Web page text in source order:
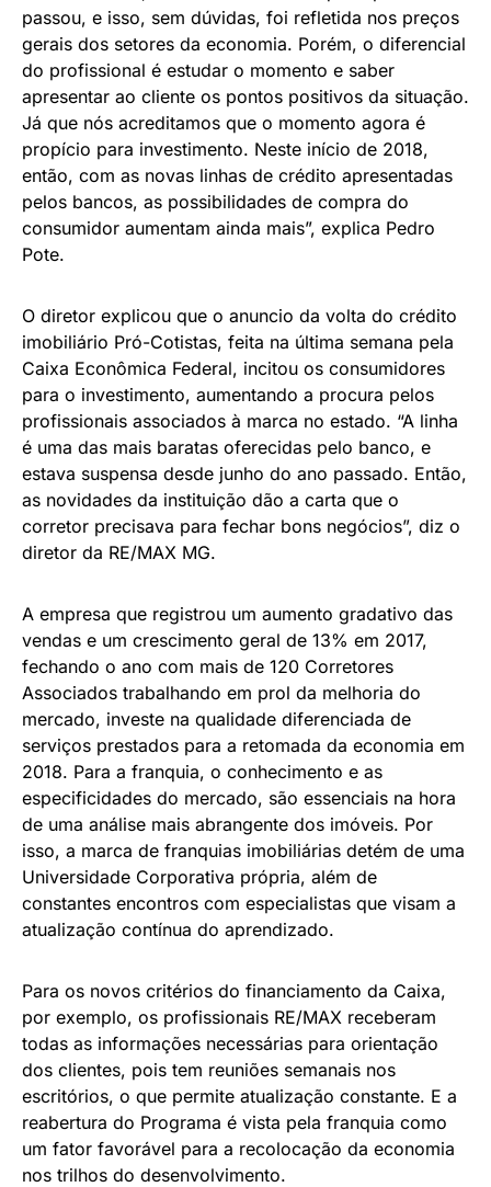
passou, e isso, sem dúvidas, foi refletida nos preços
gerais dos setores da economia. Porém, o diferencial
do profissional é estudar o momento e saber
apresentar ao cliente os pontos positivos da situação.
Já que nós acreditamos que o momento agora é
propício para investimento. Neste início de 2018,
então, com as novas linhas de crédito apresentadas
pelos bancos, as possibilidades de compra do
consumidor aumentam ainda mais”, explica Pedro
Pote.
O diretor explicou que o anuncio da volta do crédito
imobiliário Pró-Cotistas, feita na última semana pela
Caixa Econômica Federal, incitou os consumidores
para o investimento, aumentando a procura pelos
profissionais associados à marca no estado. “A linha
é uma das mais baratas oferecidas pelo banco, e
estava suspensa desde junho do ano passado. Então,
as novidades da instituição dão a carta que o
corretor precisava para fechar bons negócios”, diz o
diretor da RE/MAX MG.
A empresa que registrou um aumento gradativo das
vendas e um crescimento geral de 13% em 2017,
fechando o ano com mais de 120 Corretores
Associados trabalhando em prol da melhoria do
mercado, investe na qualidade diferenciada de
serviços prestados para a retomada da economia em
2018. Para a franquia, o conhecimento e as
especificidades do mercado, são essenciais na hora
de uma análise mais abrangente dos imóveis. Por
isso, a marca de franquias imobiliárias detém de uma
Universidade Corporativa própria, além de
constantes encontros com especialistas que visam a
atualização contínua do aprendizado.
Para os novos critérios do financiamento da Caixa,
por exemplo, os profissionais RE/MAX receberam
todas as informações necessárias para orientação
dos clientes, pois tem reuniões semanais nos
escritórios, o que permite atualização constante. E a
reabertura do Programa é vista pela franquia como
um fator favorável para a recolocação da economia
nos trilhos do desenvolvimento.